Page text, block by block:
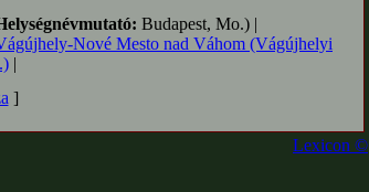
Budapest, Mo.) |
Nové Mesto nad Váhom (Vágújhelyi
|
]
Lexicon ©